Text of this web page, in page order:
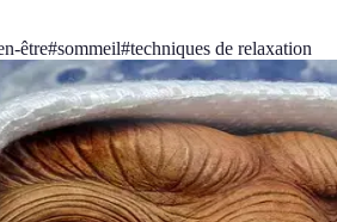
être#sommeil#techniques de relaxation